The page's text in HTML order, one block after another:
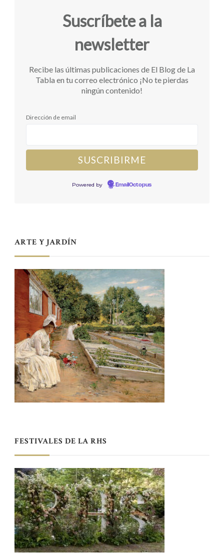
Suscríbete a la
newsletter
Recibe las últimas publicaciones de El Blog de La
Tabla en tu correo electrónico ¡No te pierdas
ningún contenido!
Dirección de email
Powered by EmailOctopus
ARTE Y JARDÍN
FESTIVALES DE LA RHS